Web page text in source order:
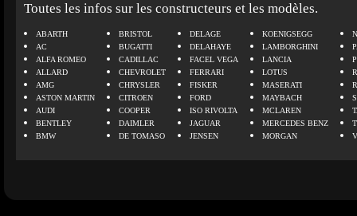
Toutes les infos sur les constructeurs et les modèles.
ABARTH
AC
ALFA ROMEO
ALLARD
AMG
ASTON MARTIN
AUDI
BENTLEY
BMW
BRISTOL
BUGATTI
CADILLAC
CHEVROLET
CHRYSLER
CITROEN
COOPER
DAIMLER
DE TOMASO
DELAGE
DELAHAYE
FACEL VEGA
FERRARI
FISKER
FORD
ISO RIVOLTA
JAGUAR
JENSEN
KOENIGSEGG
LAMBORGHINI
LANCIA
LOTUS
MASERATI
MAYBACH
MCLAREN
MERCEDES BENZ
MORGAN